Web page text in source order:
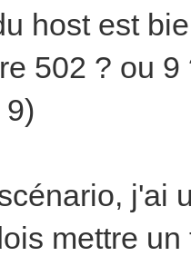
host est
502 ? ou
j'ai
mettre